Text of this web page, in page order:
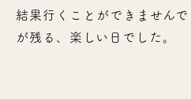
結果行くことができません
が残る、楽しい日でした。